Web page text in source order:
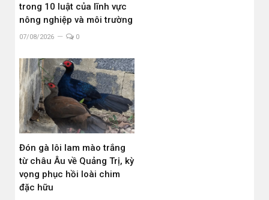
trong 10 luật của lĩnh vực
nông nghiệp và môi trường
07/08/2026 0
Đón gà lôi lam mào trắng
từ châu Âu về Quảng Trị, kỳ
vọng phục hồi loài chim
đặc hữu